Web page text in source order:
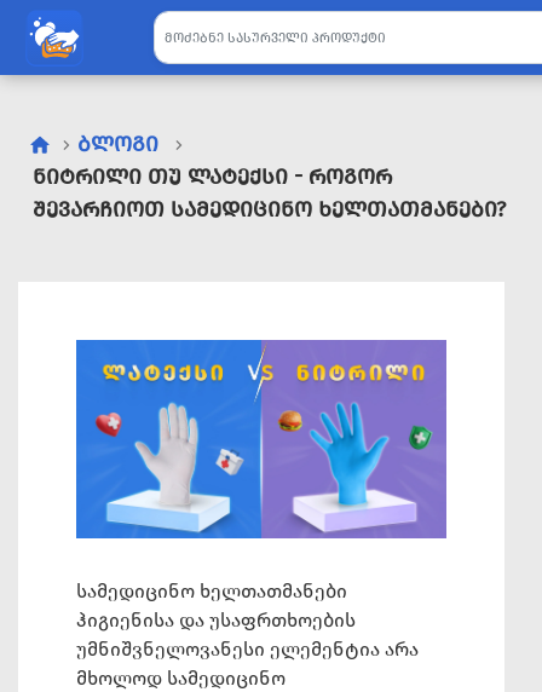
ᲑᲚᲝᲒᲘ
ᲜᲘᲢᲠᲘᲚᲘ ᲗᲣ ᲚᲐᲢᲔᲥᲡᲘ - ᲠᲝᲒᲝᲠ
ᲨᲔᲕᲐᲠᲩᲘᲝᲗ ᲡᲐᲛᲔᲓᲘᲪᲘᲜᲝ ᲮᲔᲚᲗᲐᲗᲛᲐᲜᲔᲑᲘ?
სამედიცინო ხელთათმანები
ჰიგიენისა და უსაფრთხოების
უმნიშვნელოვანესი ელემენტია არა
მხოლოდ სამედიცინო